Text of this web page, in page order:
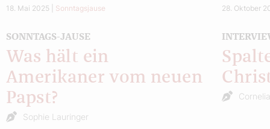
18. Mai 2025 Sonntagsjause
SONNTAGS-JAUSE
Was hält ein
Amerikaner vom neuen
Papst?
Sophie Lauringer
28. Oktober